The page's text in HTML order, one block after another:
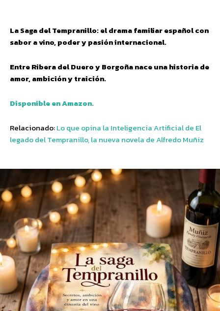
La Saga del Tempranillo: el drama familiar español con
sabor a vino, poder y pasión internacional.
Entre Ribera del Duero y Borgoña nace una historia de
amor, ambición y traición.
Disponible en Amazon.
Relacionado:Lo que opina la Inteligencia Artificial de El
legado del Tempranillo, la nueva novela de Alfredo Muñiz